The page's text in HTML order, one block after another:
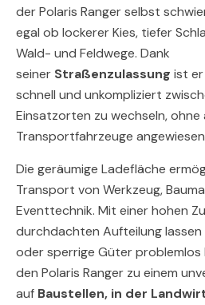
der Polaris Ranger selbst
egal ob lockerer Kies, tiefer
Wald- und Feldwege. Dank
seiner Straßenzulassung ist er
schnell und unkompliziert
Einsatzorten zu wechseln, ohne
Transportfahrzeuge
Die geräumige Ladefläche
Transport von Werkzeug,
Eventtechnik. Mit einer hohen
durchdachten Aufteilung
oder sperrige Güter
den Polaris Ranger zu einem
auf Baustellen, in der